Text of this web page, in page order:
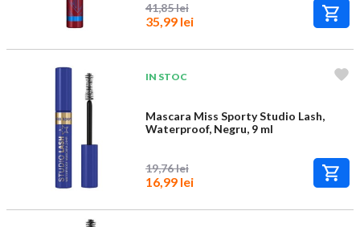
41,85 lei
35,99 lei
IN STOC
Mascara Miss Sporty Studio Lash,
Waterproof, Negru, 9 ml
19,76 lei
16,99 lei